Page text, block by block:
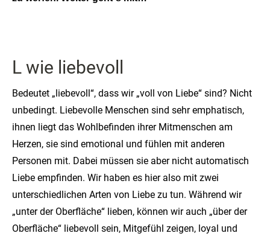
L wie liebevoll
Bedeutet „liebevoll“, dass wir „voll von Liebe“ sind? Nicht
unbedingt. Liebevolle Menschen sind sehr emphatisch,
ihnen liegt das Wohlbefinden ihrer Mitmenschen am
Herzen, sie sind emotional und fühlen mit anderen
Personen mit. Dabei müssen sie aber nicht automatisch
Liebe empfinden. Wir haben es hier also mit zwei
unterschiedlichen Arten von Liebe zu tun. Während wir
„unter der Oberfläche“ lieben, können wir auch „über der
Oberfläche“ liebevoll sein, Mitgefühl zeigen, loyal und